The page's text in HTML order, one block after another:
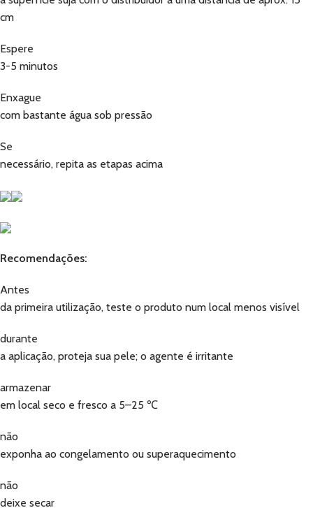
cm
Espere
3-5 minutos
Enxague
com bastante água sob pressão
Se
necessário, repita as etapas acima
Recomendações:
Antes
da primeira utilização, teste o produto num local menos visível
durante
a aplicação, proteja sua pele; o agente é irritante
armazenar
em local seco e fresco a 5–25 ℃
não
exponha ao congelamento ou superaquecimento
não
deixe secar